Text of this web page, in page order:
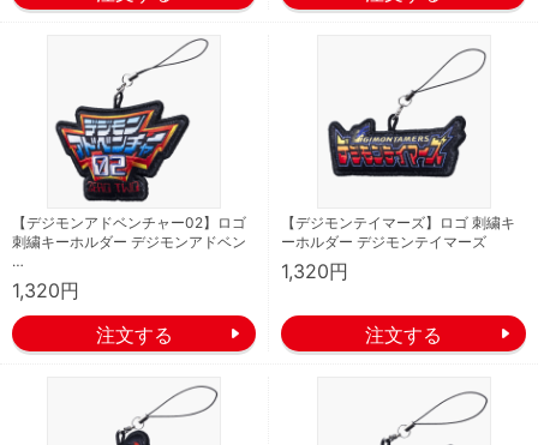
【デジモンアドベンチャー02】ロゴ
刺繍キーホルダー デジモンアドベン
…
1,320円
【デジモンテイマーズ】ロゴ 刺繍キ
ーホルダー デジモンテイマーズ
1,320円